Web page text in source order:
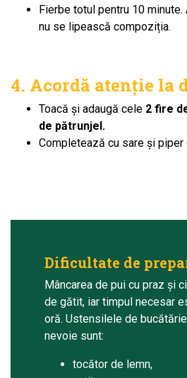
Fierbe totul pentru 10
nu se lipească compoziția.
4. Acordă atenție la
Toacă și adaugă cele 2 fire
de pătrunjel.
Completează cu sare și piper
Dificultate de
Mâncarea de pui cu praz și
de gătit, iar timpul necesar
oră. Ustensilele de
nevoie sunt:
tocător de lemn,